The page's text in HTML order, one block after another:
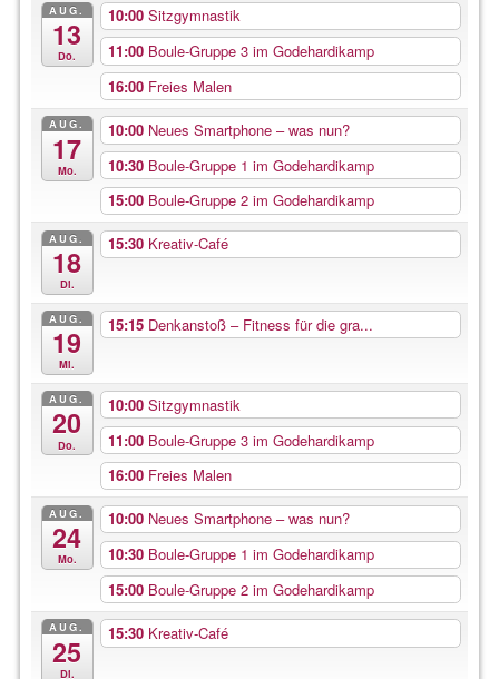
AUG.
13
Do.
10:00 Sitzgymnastik
11:00 Boule-Gruppe 3 im Godehardikamp
16:00 Freies Malen
AUG.
17
Mo.
10:00 Neues Smartphone – was nun?
10:30 Boule-Gruppe 1 im Godehardikamp
15:00 Boule-Gruppe 2 im Godehardikamp
AUG.
18
Di.
15:30 Kreativ-Café
AUG.
19
Mi.
15:15 Denkanstoß – Fitness für die gra...
AUG.
20
Do.
10:00 Sitzgymnastik
11:00 Boule-Gruppe 3 im Godehardikamp
16:00 Freies Malen
AUG.
24
Mo.
10:00 Neues Smartphone – was nun?
10:30 Boule-Gruppe 1 im Godehardikamp
15:00 Boule-Gruppe 2 im Godehardikamp
AUG.
25
Di.
15:30 Kreativ-Café